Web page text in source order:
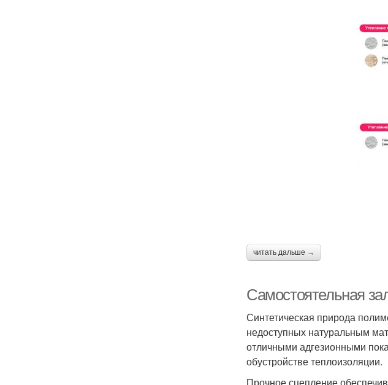
читать дальше →
Самостоятельная
Синтетическая природа
недоступных натуральным
отличными адгезионными
обустройстве теплоизоляции.